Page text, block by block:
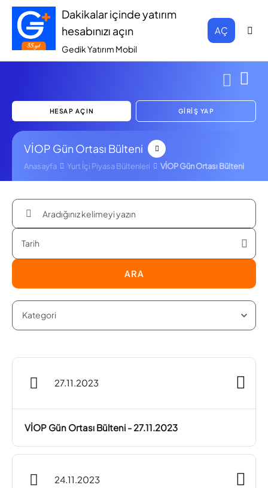
Dakikalar içinde yatırım
hesabınızı açın
Gedik Yatırım Mobil
AÇ
HESAP AÇIN GİRİŞ YAP
VİOP Gün Ortası Bülteni
Anasayfa Yurt İçi Piyasa Bültenleri VİOP Gün Ortası Bülteni
ARA
27.11.2023
VİOP Gün Ortası Bülteni - 27.11.2023
24.11.2023